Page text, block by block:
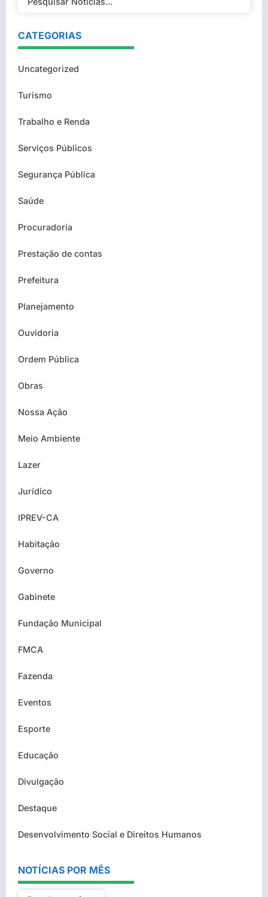
CATEGORIAS
Uncategorized
Turismo
Trabalho e Renda
Serviços Públicos
Segurança Pública
Saúde
Procuradoria
Prestação de contas
Prefeitura
Planejamento
Ouvidoria
Ordem Pública
Obras
Nossa Ação
Meio Ambiente
Lazer
Jurídico
IPREV-CA
Habitação
Governo
Gabinete
Fundação Municipal
FMCA
Fazenda
Eventos
Esporte
Educação
Divulgação
Destaque
Desenvolvimento Social e Direitos Humanos
NOTÍCIAS POR MÊS